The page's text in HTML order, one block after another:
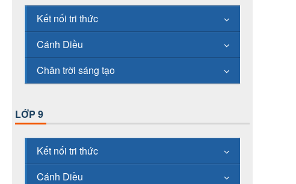
Kết nối tri thức
Cánh Diều
Chân trời sáng tạo
LỚP 9
Kết nối tri thức
Cánh Diều